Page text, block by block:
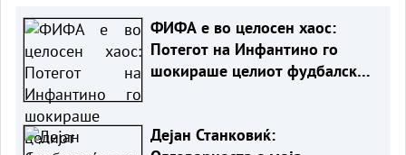
ФИФА е во целосен хаос:
Потегот на Инфантино го
шокираше целиот фудбалски
Дејан Станковиќ: